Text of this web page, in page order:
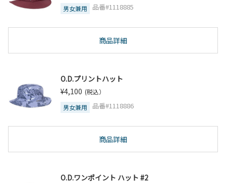
男女兼用
品番#1118885
商品詳細
O.D.プリントハット
¥4,100 (税込）
男女兼用
品番#1118886
商品詳細
O.D.ワンポイント ハット #2